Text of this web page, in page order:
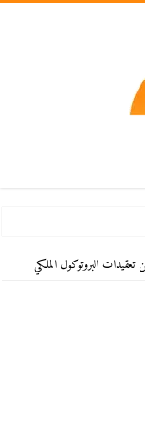
البروتوكول الملكي